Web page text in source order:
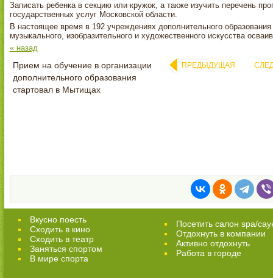
Записать ребенка в секцию или кружок, а также изучить перечень
государственных услуг Московской области.
В настоящее время в 192 учреждениях дополнительного
музыкального, изобразительного и художественного искусства
« назад
Прием на обучение в организации
дополнительного образования
стартовал в Мытищах
ПРЕДЫДУЩАЯ
Вкусно поесть
Сходить в кино
Cходить в театр
Заняться спортом
В мире спорта
Посетить салон spa/
Отдохнуть в компании
Активно отдохнуть
Работа в городе